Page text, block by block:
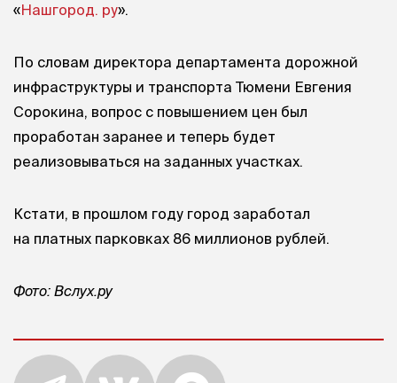
«Нашгород. ру».
По словам директора департамента дорожной
инфраструктуры и транспорта Тюмени Евгения
Сорокина, вопрос с повышением цен был
проработан заранее и теперь будет
реализовываться на заданных участках.
Кстати, в прошлом году город заработал
на платных парковках 86 миллионов рублей.
Фото: Вслух.ру